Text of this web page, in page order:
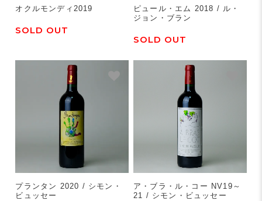
オクルモンディ2019
SOLD OUT
ピュール・エム 2018 / ル・
ジョン・ブラン
SOLD OUT
プランタン 2020 / シモン・
ビュッセー
ア・ブラ・ル・コー NV19～
21 / シモン・ビュッセー